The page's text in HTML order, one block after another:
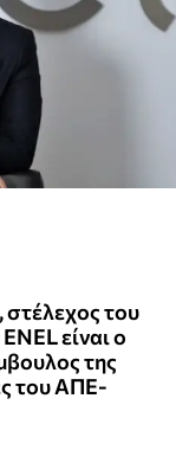
του
είναι ο
της
του ΑΠΕ-